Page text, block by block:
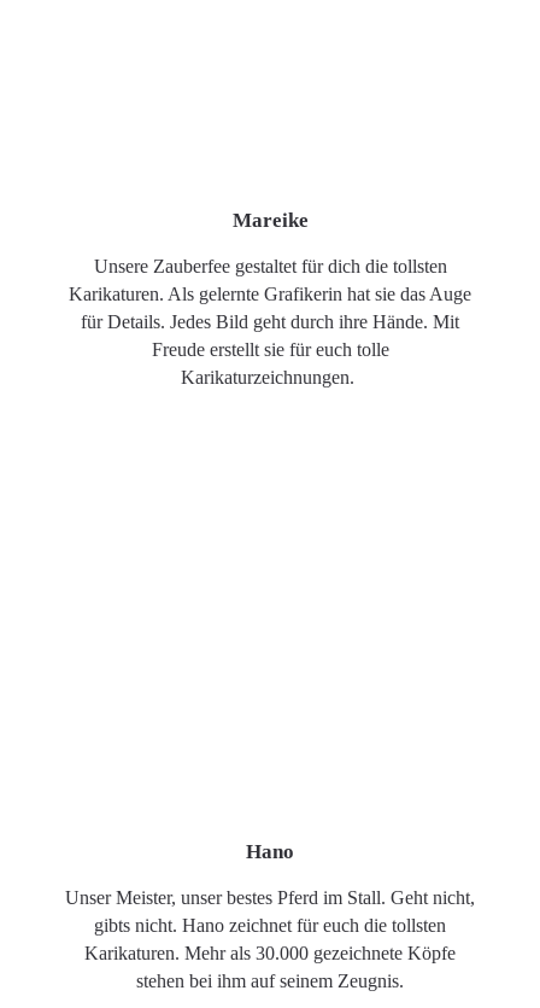
Mareike
Unsere Zauberfee gestaltet für dich die tollsten
Karikaturen. Als gelernte Grafikerin hat sie das Auge
für Details. Jedes Bild geht durch ihre Hände. Mit
Freude erstellt sie für euch tolle
Karikaturzeichnungen.
Hano
Unser Meister, unser bestes Pferd im Stall. Geht nicht,
gibts nicht. Hano zeichnet für euch die tollsten
Karikaturen. Mehr als 30.000 gezeichnete Köpfe
stehen bei ihm auf seinem Zeugnis.